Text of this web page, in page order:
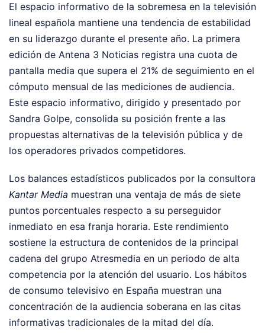
El espacio informativo de la sobremesa en la televisión
lineal española mantiene una tendencia de estabilidad
en su liderazgo durante el presente año. La primera
edición de Antena 3 Noticias registra una cuota de
pantalla media que supera el 21% de seguimiento en el
cómputo mensual de las mediciones de audiencia.
Este espacio informativo, dirigido y presentado por
Sandra Golpe, consolida su posición frente a las
propuestas alternativas de la televisión pública y de
los operadores privados competidores.
Los balances estadísticos publicados por la consultora
Kantar Media muestran una ventaja de más de siete
puntos porcentuales respecto a su perseguidor
inmediato en esa franja horaria. Este rendimiento
sostiene la estructura de contenidos de la principal
cadena del grupo Atresmedia en un periodo de alta
competencia por la atención del usuario. Los hábitos
de consumo televisivo en España muestran una
concentración de la audiencia soberana en las citas
informativas tradicionales de la mitad del día.